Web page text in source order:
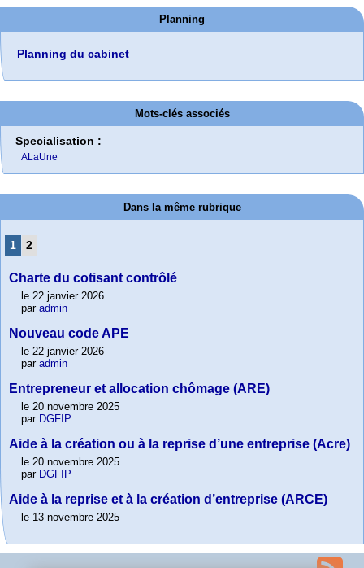
Planning
Planning du cabinet
Mots-clés associés
_Specialisation :
ALaUne
Dans la même rubrique
1 2
Charte du cotisant contrôlé
le 22 janvier 2026
par admin
Nouveau code APE
le 22 janvier 2026
par admin
Entrepreneur et allocation chômage (ARE)
le 20 novembre 2025
par DGFIP
Aide à la création ou à la reprise d’une entreprise (Acre)
le 20 novembre 2025
par DGFIP
Aide à la reprise et à la création d’entreprise (ARCE)
le 13 novembre 2025